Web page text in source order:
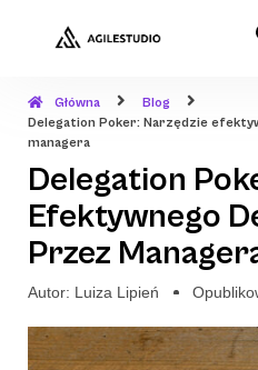
Główna
Blog
Delegation Poker: Narzędzie
managera
Delegation
Efektywnego
Przez
Autor: Luiza Lipień